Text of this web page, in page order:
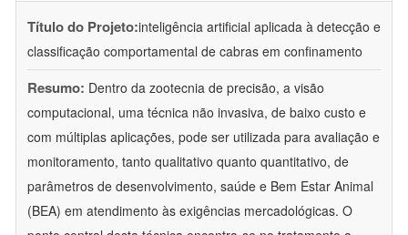
Título do Projeto:inteligência artificial aplicada à detecção e
classificação comportamental de cabras em confinamento
Resumo: Dentro da zootecnia de precisão, a visão
computacional, uma técnica não invasiva, de baixo custo e
com múltiplas aplicações, pode ser utilizada para avaliação e
monitoramento, tanto qualitativo quanto quantitativo, de
parâmetros de desenvolvimento, saúde e Bem Estar Animal
(BEA) em atendimento às exigências mercadológicas. O